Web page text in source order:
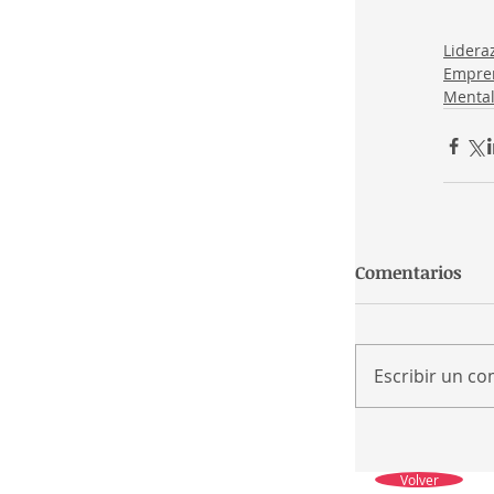
Comentarios
Escribir un
Volver